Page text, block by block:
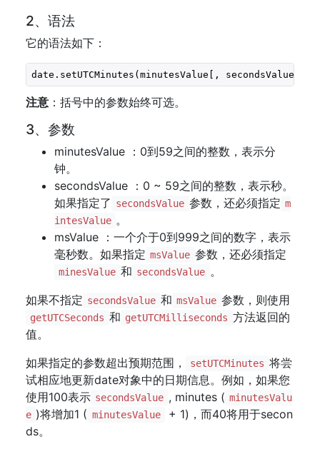
2、语法
它的语法如下：
date.setUTCMinutes(minutesValue[, secondsValue[,
注意 ：括号中的参数始终可选。
3、参数
minutesValue ：0到59之间的整数，表示分
钟。
secondsValue ：0 ~ 59之间的整数，表示秒。
如果指定了 secondsValue 参数，还必须指定 m
intesValue 。
msValue ：一个介于0到999之间的数字，表示
毫秒数。如果指定 msValue 参数，还必须指定
minesValue 和 secondsValue 。
如果不指定 secondsValue 和 msValue 参数，则使用
getUTCSeconds 和 getUTCMilliseconds 方法返回的
值。
如果指定的参数超出预期范围，
setUTCMinutes 将尝
试相应地更新date对象中的日期信息。例如，如果您
使用100表示 secondsValue , minutes ( minutesValu
e )将增加1 ( minutesValue
+ 1)，而40将用于secon
ds。